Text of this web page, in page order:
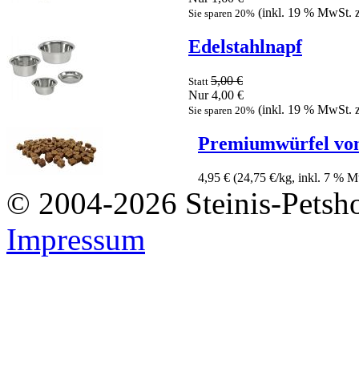
Sie sparen 20% (inkl. 19 % MwSt.
Edelstahlnapf
Statt 5,00 €
Nur 4,00 €
Sie sparen 20% (inkl. 19 % MwSt.
Premiumwürfel
4,95 € (24,75 €/kg, inkl. 7 %
© 2004-2026 Steinis-
Impressum